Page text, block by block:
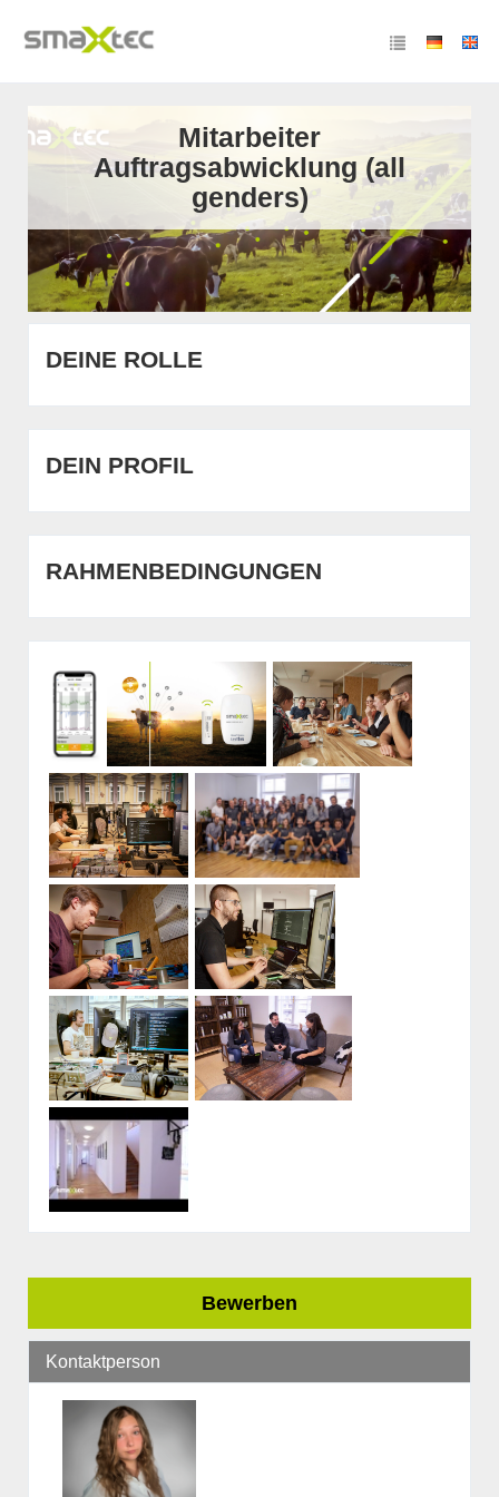
Mitarbeiter
Auftragsabwicklung (all
genders)
DEINE ROLLE
DEIN PROFIL
RAHMENBEDINGUNGEN
Bewerben
Kontaktperson